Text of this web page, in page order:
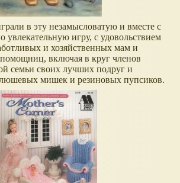
в эту незамысловатую и вместе с
увлекательную игру, с удовольствием
и хозяйственных мам и
включая в круг членов
семьи своих лучших подруг и
мишек и резиновых пупсиков.